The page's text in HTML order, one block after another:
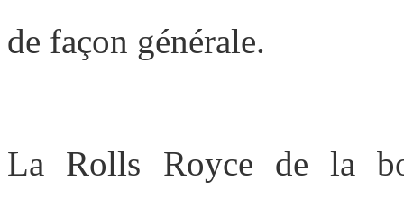
de façon générale.
La Rolls Royce de la